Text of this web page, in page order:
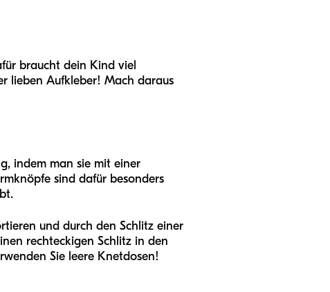
braucht dein Kind viel
lieben Aufkleber! Mach daraus
indem man sie mit einer
sind dafür besonders
und durch den Schlitz einer
rechteckigen Schlitz in den
Sie leere Knetdosen!